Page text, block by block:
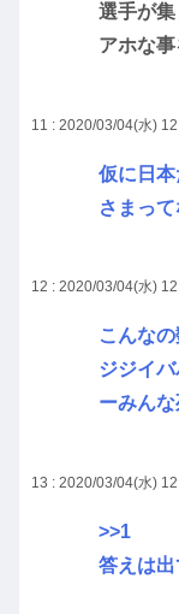
選手が
アホな
11 : 2020/03/04(水)
仮に日
さまっ
12 : 2020/03/04(水)
こんな
ジジイ
ーみん
13 : 2020/03/04(水)
>>1
答えは